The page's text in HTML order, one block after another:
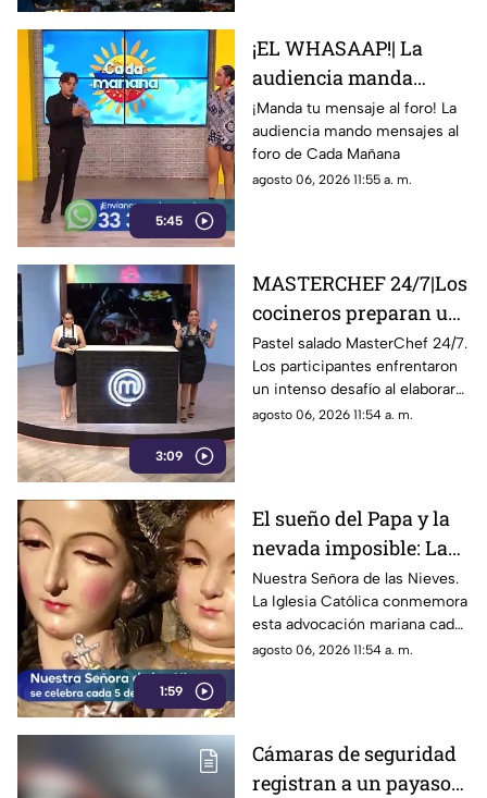
5:45
¡EL WHASAAP!| La
audiencia manda
mensajes y saludos a
los conductores
¡Manda tu mensaje al foro! La
audiencia mando mensajes al
foro de Cada Mañana
agosto 06, 2026 11:55 a. m.
3:09
MASTERCHEF 24/7|Los
cocineros preparan un
pastel salado en solo 30
minutos
Pastel salado MasterChef 24/7.
Los participantes enfrentaron
un intenso desafío al elaborar
esta receta en tiempo récord.
agosto 06, 2026 11:54 a. m.
1:59
El sueño del Papa y la
nevada imposible: La
fascinante historia de
Nuestra Señora de las
Nieves
Nuestra Señora de las Nieves.
La Iglesia Católica conmemora
esta advocación mariana cada
5 de agosto, recordando un
agosto 06, 2026 11:54 a. m.
Cámaras de seguridad
registran a un payaso